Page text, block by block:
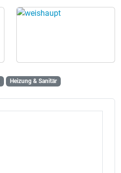
Heizung & Sanitär